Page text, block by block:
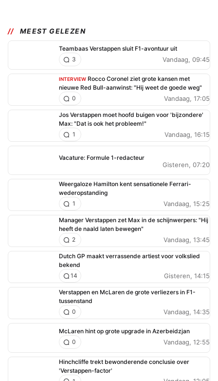
MEEST GELEZEN
Teambaas Verstappen sluit F1-avontuur uit
Vandaag, 09:45
3
INTERVIEW Rocco Coronel ziet grote kansen met
nieuwe Red Bull-aanwinst: "Hij weet de goede weg"
Vandaag, 17:05
0
Jos Verstappen moet hoofd buigen voor 'bijzondere'
Max: "Dat is ook het probleem!"
Vandaag, 16:15
1
Vacature: Formule 1-redacteur
Gisteren, 07:20
Weergaloze Hamilton kent sensationele Ferrari-
wederopstanding
Vandaag, 15:25
1
Manager Verstappen zet Max in de schijnwerpers: "Hij
heeft de naald laten bewegen"
Vandaag, 13:45
2
Dutch GP maakt verrassende artiest voor volkslied
bekend
Gisteren, 14:15
14
Verstappen en McLaren de grote verliezers in F1-
tussenstand
Vandaag, 14:35
0
McLaren hint op grote upgrade in Azerbeidzjan
Vandaag, 12:55
0
Hinchcliffe trekt bewonderende conclusie over
'Verstappen-factor'